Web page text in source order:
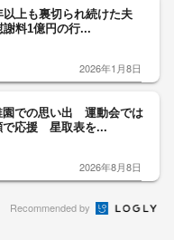
上も裏切られ続けた夫
料1億円の行...
2026年1月8日
園での思い出 運動会では
で応援 星取表を...
2026年8月8日
Recommended by